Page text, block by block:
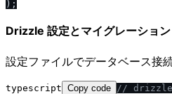
Drizzle 設定とマイグレーション
設定ファイルでデータベース接
typescript Copy code / /